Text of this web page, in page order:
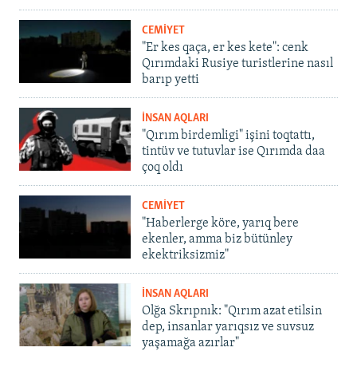
CEMİYET
"Er kes qaça, er kes kete": cenk
Qırımdaki Rusiye turistlerine nasıl
barıp yetti
İNSAN AQLARI
"Qırım birdemligi" işini toqtattı,
tintüv ve tutuvlar ise Qırımda daa
çoq oldı
CEMİYET
"Haberlerge köre, yarıq bere
ekenler, amma biz bütünley
ekektriksizmiz"
İNSAN AQLARI
Olğa Skrıpnık: "Qırım azat etilsin
dep, insanlar yarıqsız ve suvsuz
yaşamağa azırlar"